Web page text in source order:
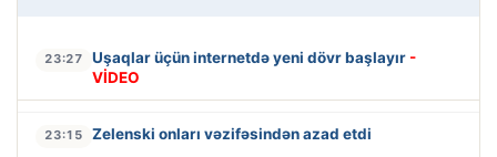
23:27 Uşaqlar üçün internetdə yeni dövr başlayır -
VİDEO
23:15 Zelenski onları vəzifəsindən azad etdi